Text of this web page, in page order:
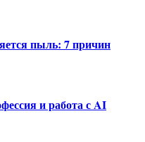
пыль: 7 причин
и работа с AI